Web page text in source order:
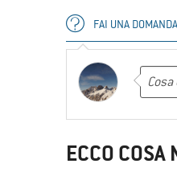
FAI UNA DOMANDA
ECCO